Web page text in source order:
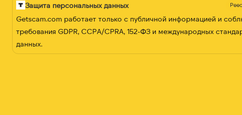
Защита персональных данных
Getscam.com работает только с публичной информацией и
требования GDPR, CCPA/CPRA, 152-ФЗ и международных
данных.